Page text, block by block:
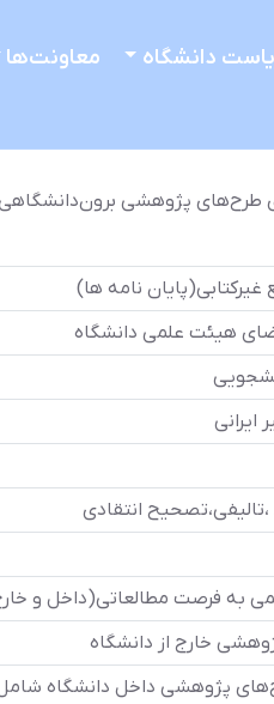
دانشگاه معاونت‌ها
طرح‌های پژوهشی
نامه ها)
هیئت علمی دانشگاه
ایرانی
انتقادی
به فرصت مطالعاتی(داخل و
خارج از دانشگاه
داخل دانشگاه شامل: "طرح‌های 2 و 5/2 و 4